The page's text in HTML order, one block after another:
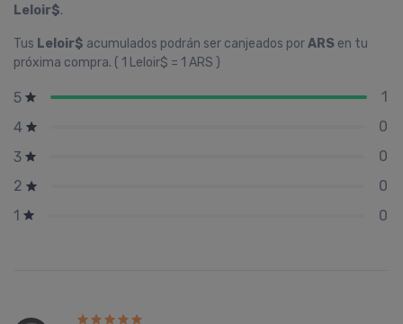
Leloir$.
Tus Leloir$ acumulados podrán ser canjeados porARS en tu
próxima compra. ( 1 Leloir$ = 1 ARS )
5
1
4
0
3
0
2
0
1
0